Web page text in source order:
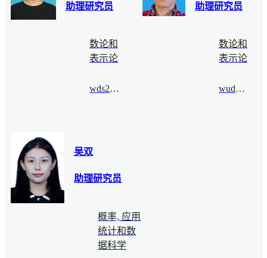
助理研究员
数论和
表示论
wds2021fall@bimsa.cn
助理研究员
数论和
表示论
wudongyu@bimsa.cn
吴双
助理研究员
概率, 应用
统计和数
据科学